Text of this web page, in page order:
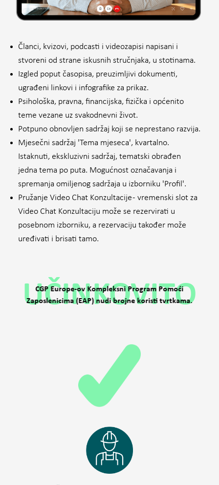
Članci, kvizovi, podcasti i videozapisi napisani i
stvoreni od strane iskusnih stručnjaka, u stotinama.
Izgled poput časopisa, preuzimljivi dokumenti,
ugrađeni linkovi i infografike za prikaz.
Psihološka, pravna, financijska, fizička i općenito
teme vezane uz svakodnevni život.
Potpuno obnovljen sadržaj koji se neprestano razvija.
Mjesečni sadržaj 'Tema mjeseca', kvartalno.
Istaknuti, ekskluzivni sadržaj, tematski obrađen
jedna tema po puta. Mogućnost označavanja i
spremanja omiljenog sadržaja u izborniku 'Profil'.
Pružanje Video Chat Konzultacije - vremenski slot za
Video Chat Konzultaciju može se rezervirati u
posebnom izborniku, a rezervaciju također može
uređivati i brisati tamo.
UČINKOVITO
CGP Europe-ov Kompleksni Program Pomoći
Zaposlenicima (EAP) nudi brojne koristi tvrtkama.